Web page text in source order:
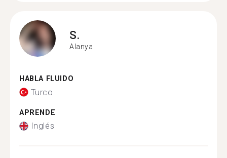
S.
Alanya
HABLA FLUIDO
Turco
APRENDE
Inglés